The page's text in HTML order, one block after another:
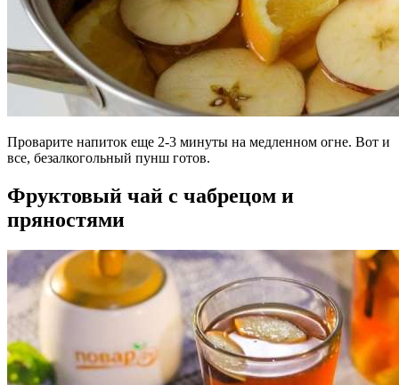
Проварите напиток еще 2-3 минуты на медленном огне. Вот и
все, безалкогольный пунш готов.
Фруктовый чай с чабрецом и
пряностями